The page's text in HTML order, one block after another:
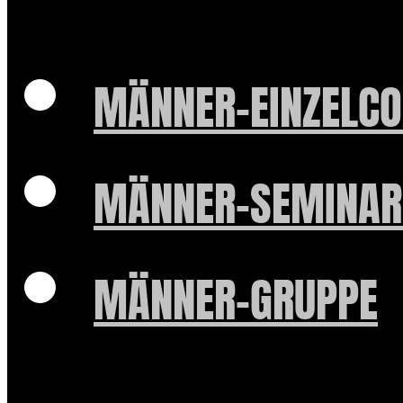
MÄNNER-
MÄNNER-
MÄNNER-GRUPPE